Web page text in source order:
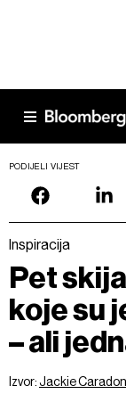
PODIJELI VIJEST
Inspiracija
Pet
koje su
– ali
Izvor:Jackie